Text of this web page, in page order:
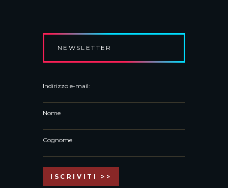
NEWSLETTER
Indirizzo e-mail:
Nome
Cognome